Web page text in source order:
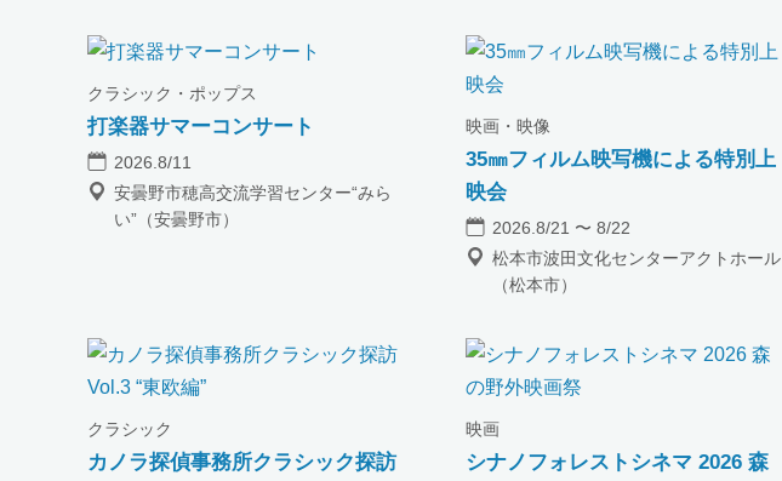
クラシック・ポップス
打楽器サマーコンサート
2026.8/11
安曇野市穂高交流学習センター“みら
い”（安曇野市）
映画・映像
35㎜フィルム映写機による特別上
映会
2026.8/21 〜 8/22
松本市波田文化センターアクトホール
（松本市）
クラシック
カノラ探偵事務所クラシック探訪
映画
シナノフォレストシネマ 2026 森